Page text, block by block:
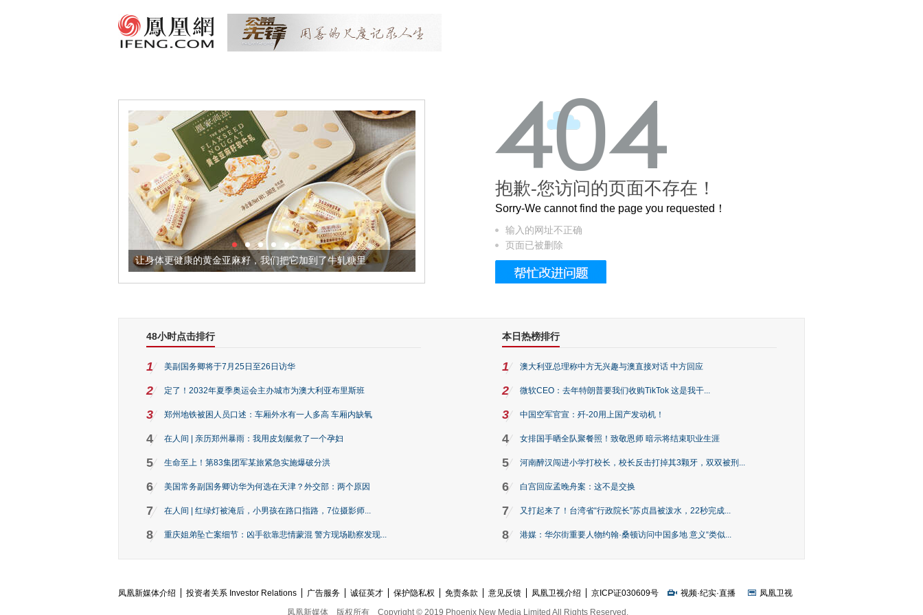
让身体更健康的黄金亚麻籽，我们把它加到了牛轧糖里 被列入佛家七宝的它到底有多美？
抱歉-您访问的页面不存在！
Sorry-We cannot find the page you requested！
输入的网址不正确
页面已被删除
48小时点击排行
1 美副国务卿将于7月25日至26日访华
2 定了！2032年夏季奥运会主办城市为澳大利亚布里斯班
3 郑州地铁被困人员口述：车厢外水有一人多高 车厢内缺氧
4 在人间 | 亲历郑州暴雨：我用皮划艇救了一个孕妇
5 生命至上！第83集团军某旅紧急实施爆破分洪
6 美国常务副国务卿访华为何选在天津？外交部：两个原因
7 在人间 | 红绿灯被淹后，小男孩在路口指路，7位摄影师...
8 重庆姐弟坠亡案细节：凶手欲靠悲情蒙混 警方现场勘察发现...
本日热榜排行
1 澳大利亚总理称中方无兴趣与澳直接对话 中方回应
2 微软CEO：去年特朗普要我们收购TikTok 这是我干...
3 中国空军官宣：歼-20用上国产发动机！
4 女排国手晒全队聚餐照！致敬恩师 暗示将结束职业生涯
5 河南醉汉闯进小学打校长，校长反击打掉其3颗牙，双双被刑...
6 白宫回应孟晚舟案：这不是交换
7 又打起来了！台湾省“行政院长”苏贞昌被泼水，22秒完成...
8 港媒：华尔街重要人物约翰·桑顿访问中国多地 意义“类似...
凤凰新媒体介绍 投资者关系 Investor Relations 广告服务 诚征英才 保护隐私权 免责条款 意见反馈 凤凰卫视介绍 京ICP证030609号 视频·纪实·直播
凤凰卫视
凤凰新媒体
版权所有 Copyright © 2019 Phoenix New Media Limited All Rights Reserved.